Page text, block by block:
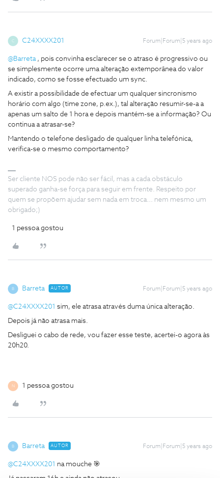
C C24XXXX201 Forum|Forum|5 years ago
@Barreta, pois convinha esclarecer se o atraso é progressivo ou
se simplesmente ocorre uma alteração extemporânea do valor
indicado, como se fosse efectuado um sync.
A existir a possibilidade de efectuar um qualquer sincronismo
horário com algo (time zone, p.ex.), tal alteração resumir-se-a a
apenas um salto de 1 hora e depois mantém-se a informação? Ou
continua a atrasar-se?
Mantendo o telefone desligado de qualquer linha telefónica,
verifica-se o mesmo comportamento?
Ser cliente NOS pode não ser fácil, mas a cada obstáculo
superado ganha-se força para seguir em frente. Respeito por
quem se propõem ajudar sem nada em troca... nem mesmo um
obrigado;)
1 pessoa gostou
B Barreta AUTOR Forum|Forum|5 years ago
@C24XXXX201 sim, ele atrasa através duma única alteração.
Depois já não atrasa mais.
Desliguei o cabo de rede, vou fazer esse teste, acertei-o agora às
20h20.
N 1 pessoa gostou
B Barreta AUTOR Forum|Forum|5 years ago
@C24XXXX201 na mouche 🎯